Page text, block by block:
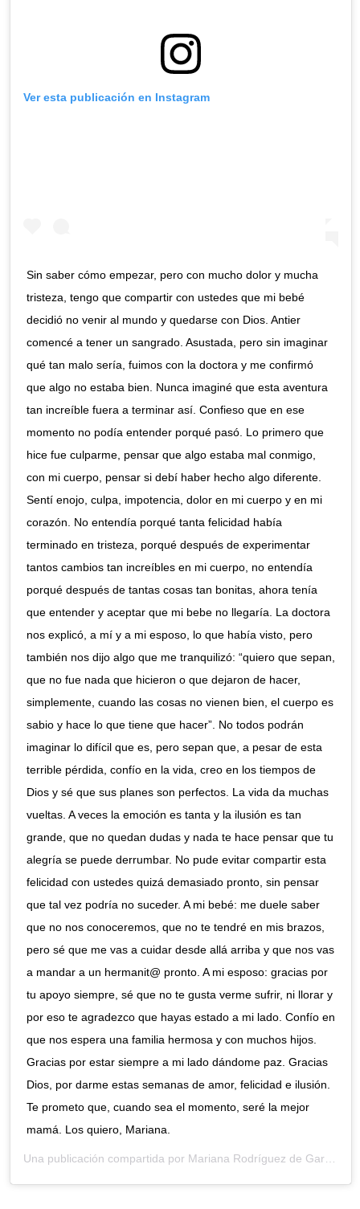
Ver esta publicación en Instagram
Sin saber cómo empezar, pero con mucho dolor y mucha
tristeza, tengo que compartir con ustedes que mi bebé
decidió no venir al mundo y quedarse con Dios. Antier
comencé a tener un sangrado. Asustada, pero sin imaginar
qué tan malo sería, fuimos con la doctora y me confirmó
que algo no estaba bien. Nunca imaginé que esta aventura
tan increíble fuera a terminar así. Confieso que en ese
momento no podía entender porqué pasó. Lo primero que
hice fue culparme, pensar que algo estaba mal conmigo,
con mi cuerpo, pensar si debí haber hecho algo diferente.
Sentí enojo, culpa, impotencia, dolor en mi cuerpo y en mi
corazón. No entendía porqué tanta felicidad había
terminado en tristeza, porqué después de experimentar
tantos cambios tan increíbles en mi cuerpo, no entendía
porqué después de tantas cosas tan bonitas, ahora tenía
que entender y aceptar que mi bebe no llegaría. La doctora
nos explicó, a mí y a mi esposo, lo que había visto, pero
también nos dijo algo que me tranquilizó: “quiero que sepan,
que no fue nada que hicieron o que dejaron de hacer,
simplemente, cuando las cosas no vienen bien, el cuerpo es
sabio y hace lo que tiene que hacer”. No todos podrán
imaginar lo difícil que es, pero sepan que, a pesar de esta
terrible pérdida, confío en la vida, creo en los tiempos de
Dios y sé que sus planes son perfectos. La vida da muchas
vueltas. A veces la emoción es tanta y la ilusión es tan
grande, que no quedan dudas y nada te hace pensar que tu
alegría se puede derrumbar. No pude evitar compartir esta
felicidad con ustedes quizá demasiado pronto, sin pensar
que tal vez podría no suceder. A mi bebé: me duele saber
que no nos conoceremos, que no te tendré en mis brazos,
pero sé que me vas a cuidar desde allá arriba y que nos vas
a mandar a un hermanit@ pronto. A mi esposo: gracias por
tu apoyo siempre, sé que no te gusta verme sufrir, ni llorar y
por eso te agradezco que hayas estado a mi lado. Confío en
que nos espera una familia hermosa y con muchos hijos.
Gracias por estar siempre a mi lado dándome paz. Gracias
Dios, por darme estas semanas de amor, felicidad e ilusión.
Te prometo que, cuando sea el momento, seré la mejor
mamá. Los quiero, Mariana.
Una publicación compartida por Mariana Rodríguez de García